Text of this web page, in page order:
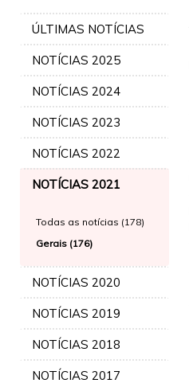
ÚLTIMAS NOTÍCIAS
NOTÍCIAS 2025
NOTÍCIAS 2024
NOTÍCIAS 2023
NOTÍCIAS 2022
NOTÍCIAS 2021
Todas as notícias (178)
Gerais (176)
NOTÍCIAS 2020
NOTÍCIAS 2019
NOTÍCIAS 2018
NOTÍCIAS 2017